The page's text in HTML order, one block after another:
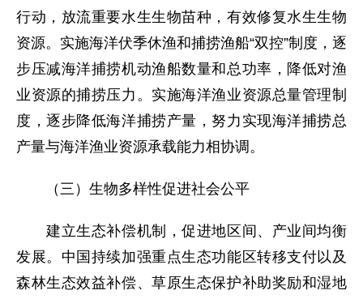
行动，放流重要水生生物苗种，有效修复水生生物
资源。实施海洋伏季休渔和捕捞渔船“双控”制度，逐
步压减海洋捕捞机动渔船数量和总功率，降低对渔
业资源的捕捞压力。实施海洋渔业资源总量管理制
度，逐步降低海洋捕捞产量，努力实现海洋捕捞总
产量与海洋渔业资源承载能力相协调。
（三）生物多样性促进社会公平
建立生态补偿机制，促进地区间、产业间均衡
发展。中国持续加强重点生态功能区转移支付以及
森林生态效益补偿、草原生态保护补助奖励和湿地